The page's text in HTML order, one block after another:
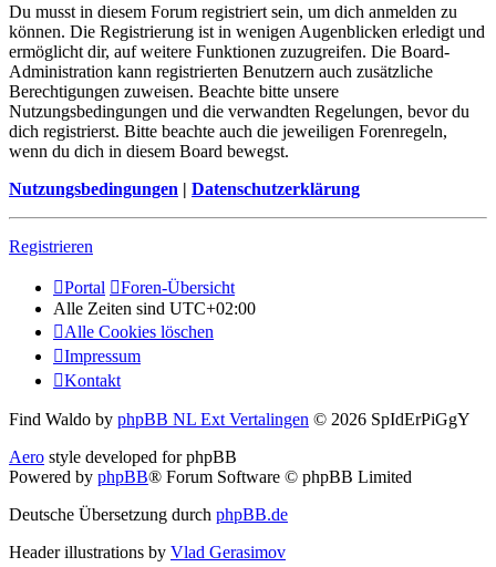
Du musst in diesem Forum registriert sein, um dich anmelden zu
können. Die Registrierung ist in wenigen Augenblicken erledigt und
ermöglicht dir, auf weitere Funktionen zuzugreifen. Die Board-
Administration kann registrierten Benutzern auch zusätzliche
Berechtigungen zuweisen. Beachte bitte unsere
Nutzungsbedingungen und die verwandten Regelungen, bevor du
dich registrierst. Bitte beachte auch die jeweiligen Forenregeln,
wenn du dich in diesem Board bewegst.
Nutzungsbedingungen | Datenschutzerklärung
Registrieren
Portal
Foren-Übersicht
Alle Zeiten sind UTC+02:00
Alle Cookies löschen
Impressum
Kontakt
Find Waldo by phpBB NL Ext Vertalingen © 2026 SpIdErPiGgY
Aero style developed for phpBB
Powered by phpBB® Forum Software © phpBB Limited
Deutsche Übersetzung durch phpBB.de
Header illustrations by Vlad Gerasimov